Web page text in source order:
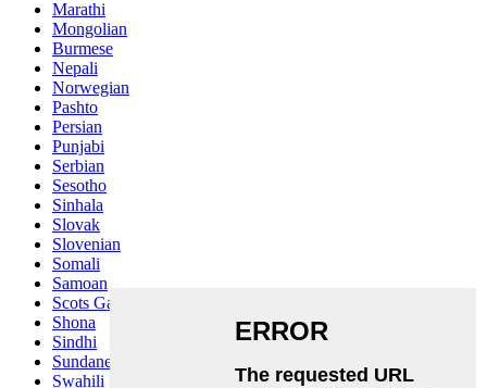
Marathi
Mongolian
Burmese
Nepali
Norwegian
Pashto
Persian
Punjabi
Serbian
Sesotho
Sinhala
Slovak
Slovenian
Somali
Samoan
Scots Gaelic
Shona
Sindhi
Sundanese
Swahili